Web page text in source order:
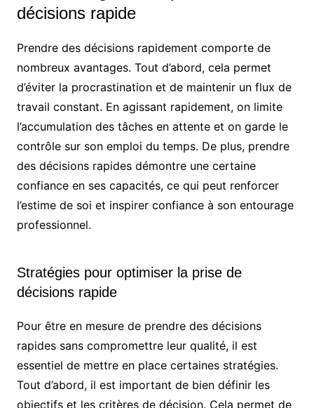
décisions rapide
Prendre des décisions rapidement comporte de
nombreux avantages. Tout d’abord, cela permet
d’éviter la procrastination et de maintenir un flux de
travail constant. En agissant rapidement, on limite
l’accumulation des tâches en attente et on garde le
contrôle sur son emploi du temps. De plus, prendre
des décisions rapides démontre une certaine
confiance en ses capacités, ce qui peut renforcer
l’estime de soi et inspirer confiance à son entourage
professionnel.
Stratégies pour optimiser la prise de
décisions rapide
Pour être en mesure de prendre des décisions
rapides sans compromettre leur qualité, il est
essentiel de mettre en place certaines stratégies.
Tout d’abord, il est important de bien définir les
objectifs et les critères de décision. Cela permet de